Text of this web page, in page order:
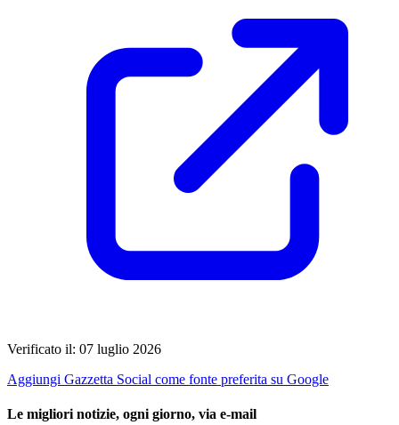
Verificato il: 07 luglio 2026
Aggiungi Gazzetta Social come fonte preferita su Google
Le migliori notizie, ogni giorno, via e-mail